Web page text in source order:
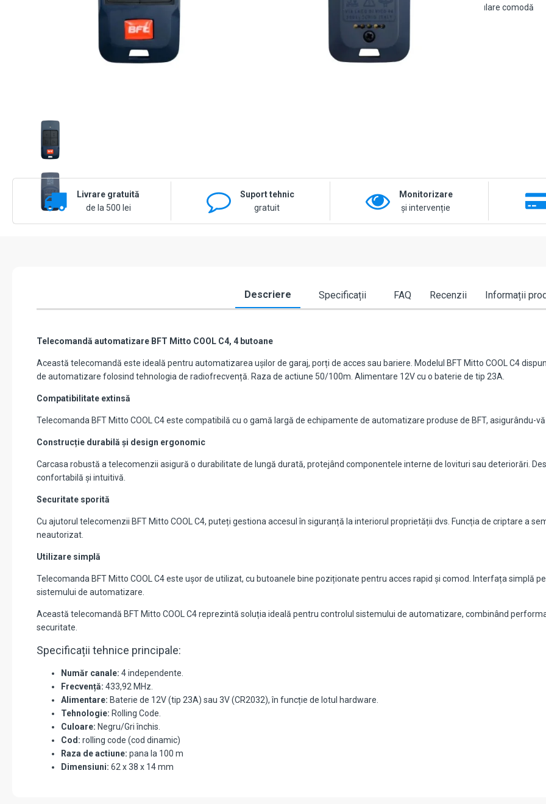
Design compact și ergonomic pentru o manipulare comodă
Livrare gratuită
de la 500 lei
Suport tehnic
gratuit
Monitorizare
și intervenție
Descriere Specificații FAQ Recenzii Informații
Telecomandă automatizare BFT Mitto COOL C4, 4 butoane
Această telecomandă este ideală pentru automatizarea ușilor de garaj, porți de acces sau bariere. Modelul BFT Mitto COOL C4
de automatizare folosind tehnologia de radiofrecvență. Raza de actiune 50/100m. Alimentare 12V cu o baterie de tip 23A.
Compatibilitate extinsă
Telecomanda BFT Mitto COOL C4 este compatibilă cu o gamă largă de echipamente de automatizare produse de BFT, asigurându-
Construcție durabilă și design ergonomic
Carcasa robustă a telecomenzii asigură o durabilitate de lungă durată, protejând componentele interne de lovituri sau deteriorări.
confortabilă și intuitivă.
Securitate sporită
Cu ajutorul telecomenzii BFT Mitto COOL C4, puteți gestiona accesul în siguranță la interiorul proprietății dvs. Funcția de criptare a
neautorizat.
Utilizare simplă
Telecomanda BFT Mitto COOL C4 este ușor de utilizat, cu butoanele bine poziționate pentru acces rapid și comod. Interfața simplă
sistemului de automatizare.
Această telecomandă BFT Mitto COOL C4 reprezintă soluția ideală pentru controlul sistemului de automatizare, combinând
securitate.
Specificații tehnice principale:
Număr canale: 4 independente.
Frecvență: 433,92 MHz.
Alimentare: Baterie de 12V (tip 23A) sau 3V (CR2032), în funcție de lotul hardware.
Tehnologie: Rolling Code.
Culoare: Negru/Gri închis.
Cod: rolling code (cod dinamic)
Raza de actiune: pana la 100 m
Dimensiuni: 62 x 38 x 14 mm